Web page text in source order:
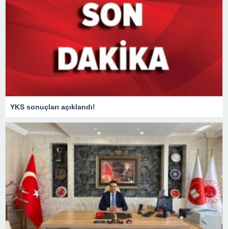
YKS sonuçları açıklandı!